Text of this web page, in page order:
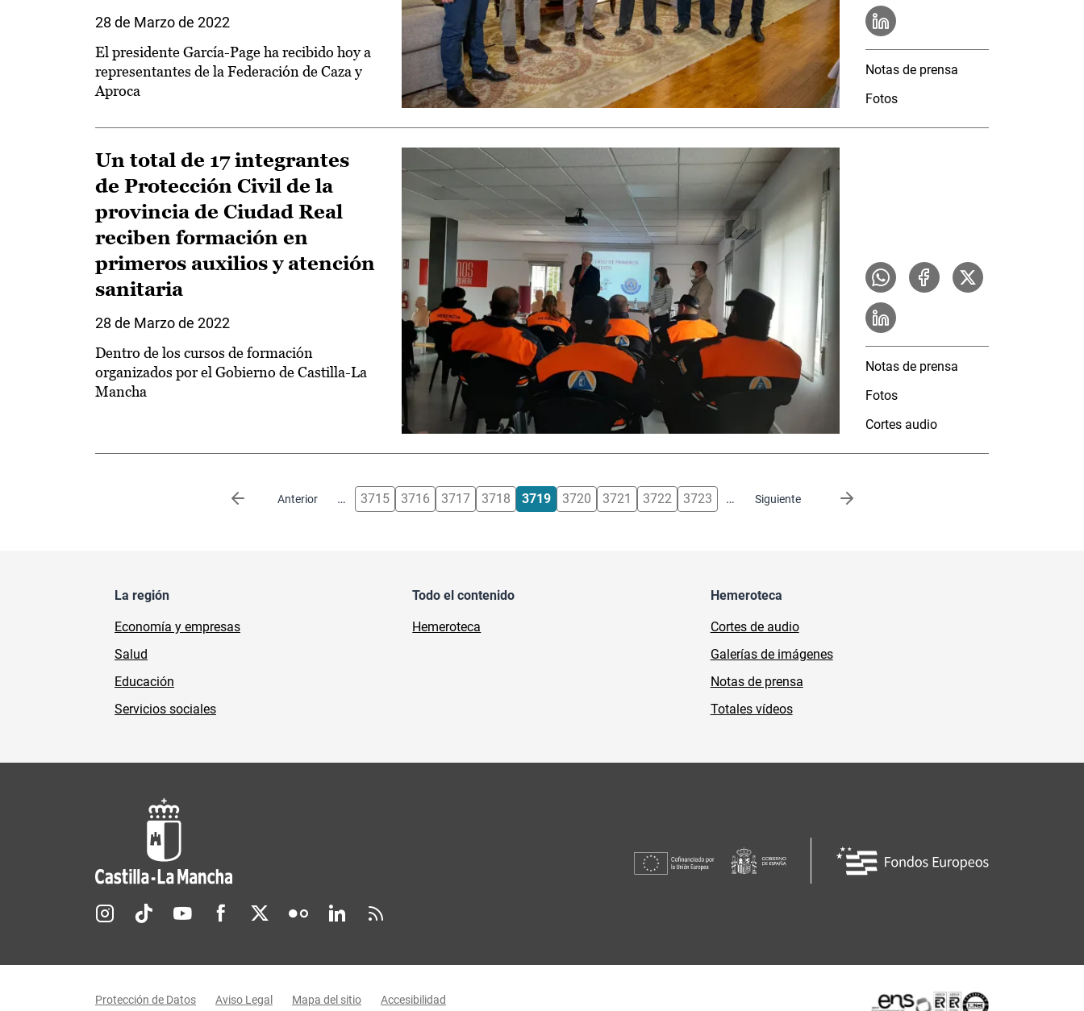
28 de Marzo de 2022
El presidente García-Page ha recibido hoy a
representantes de la Federación de Caza y
Aproca
Notas de prensa
Fotos
Un total de 17 integrantes
de Protección Civil de la
provincia de Ciudad Real
reciben formación en
primeros auxilios y atención
sanitaria
28 de Marzo de 2022
Dentro de los cursos de formación
organizados por el Gobierno de Castilla-La
Mancha
Notas de prensa
Fotos
Cortes audio
Anterior
Página anterior … 3715 3716 3717 3718 3719 3720 3721 3722 3723 … Siguiente
Siguiente página
La región
Economía y empresas
Salud
Educación
Servicios sociales
Todo el contenido
Hemeroteca
Hemeroteca
Cortes de audio
Galerías de imágenes
Notas de prensa
Totales vídeos
Redes sociales JCCM
Protección de Datos Aviso Legal Mapa del sitio Accesibilidad Certificaciones